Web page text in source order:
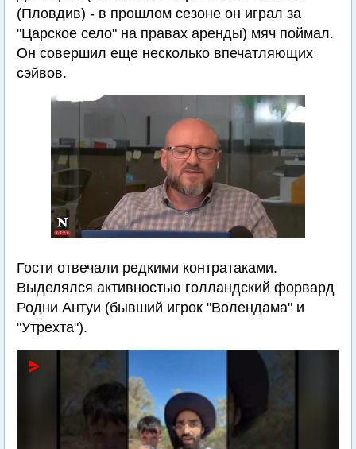
(Пловдив) - в прошлом сезоне он играл за
"Царское село" на правах аренды) мяч поймал.
Он совершил еще несколько впечатляющих
сэйвов.
Гости отвечали редкими контратаками.
Выделялся активностью голландский форвард
Родни Антуи (бывший игрок "Волендама" и
"Утрехта").